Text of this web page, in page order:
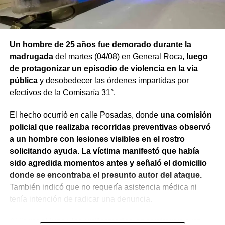
Un hombre de 25 años fue demorado durante la
madrugadadel martes (04/08) en General Roca, luego
de protagonizar un episodio de violencia en la vía
públicay desobedecer las órdenes impartidas por
efectivos de la Comisaría 31°.
El hecho ocurrió en calle Posadas, donde una comisión
policial que realizaba recorridas preventivas observó
a un hombre con lesiones visibles en el rostro
solicitando ayuda. La víctima manifestó que había
sido agredida momentos antes y señaló el domicilio
donde se encontraba el presunto autor del ataque.
También indicó que no requería asistencia médica ni
tenía intención de radicar una denuncia.
Al llegar al lugar,los uniformados encontraron a un